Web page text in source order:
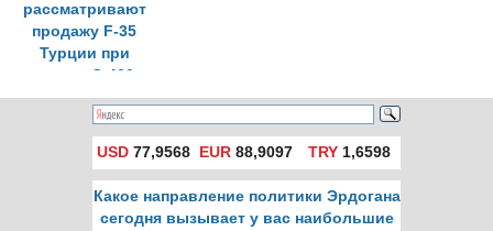
рассматривают
продажу F-35
Турции при
продаже С-400 в
«третью страну»
USD 77,9568 EUR 88,9097 TRY1,6598
Какое направление политики Эрдогана
сегодня вызывает у вас наибольшие